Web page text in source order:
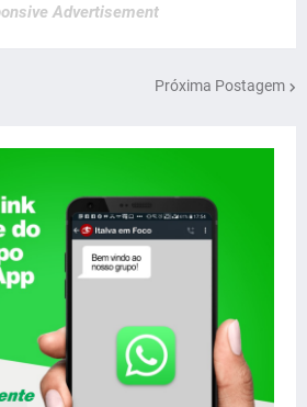
Advertisement
Próxima Postagem